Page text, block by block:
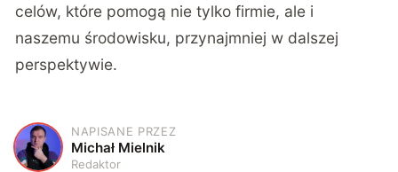
celów, które pomogą nie tylko firmie, ale i
naszemu środowisku, przynajmniej w dalszej
perspektywie.
M
NAPISANE PRZEZ
Michał Mielnik
Redaktor